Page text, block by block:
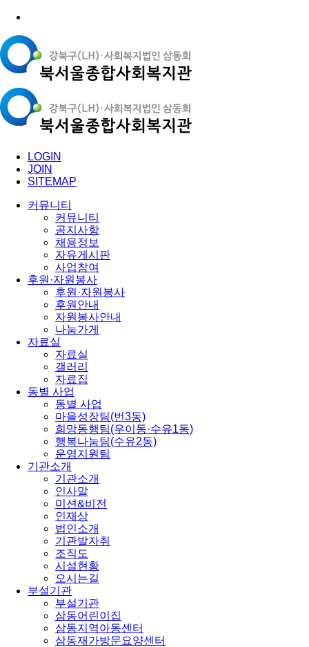
LOGIN
JOIN
SITEMAP
커뮤니티
커뮤니티
공지사항
채용정보
자유게시판
사업참여
후원·자원봉사
후원·자원봉사
후원안내
자원봉사안내
나눔가게
자료실
자료실
갤러리
자료집
동별 사업
동별 사업
마을성장팀(번3동)
희망동행팀(우이동·수유1동)
행복나눔팀(수유2동)
운영지원팀
기관소개
기관소개
인사말
미션&비전
인재상
법인소개
기관발자취
조직도
시설현황
오시는길
부설기관
부설기관
삼동어린이집
삼동지역아동센터
삼동재가방문요양센터